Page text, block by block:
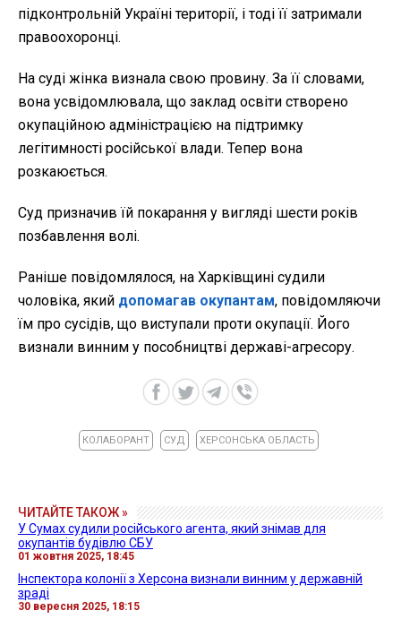
підконтрольній Україні території, і тоді її затримали
правоохоронці.
На суді жінка визнала свою провину. За її словами,
вона усвідомлювала, що заклад освіти створено
окупаційною адміністрацією на підтримку
легітимності російської влади. Тепер вона
розкаюється.
Суд призначив їй покарання у вигляді шести років
позбавлення волі.
Раніше повідомлялося, на Харківщині судили
чоловіка, який допомагав окупантам, повідомляючи
їм про сусідів, що виступали проти окупації. Його
визнали винним у пособництві державі-агресору.
КОЛАБОРАНТ СУД ХЕРСОНСЬКА ОБЛАСТЬ
ЧИТАЙТЕ ТАКОЖ »
У Сумах судили російського агента, який знімав для
окупантів будівлю СБУ
01 жовтня 2025, 18:45
Інспектора колонії з Херсона визнали винним у державній
зраді
30 вересня 2025, 18:15